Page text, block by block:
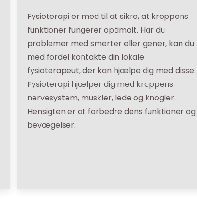
Fysioterapi er med til at sikre, at kroppens
funktioner fungerer optimalt. Har du
problemer med smerter eller gener, kan du
med fordel kontakte din lokale
fysioterapeut, der kan hjælpe dig med disse.
Fysioterapi hjælper dig med kroppens
nervesystem, muskler, lede og knogler.
Hensigten er at forbedre dens funktioner og
bevægelser.